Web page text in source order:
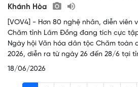
Khánh Hòa
[VOV4] - Hơn 80 nghệ nhân, diễn viên
Chăm tỉnh Lâm Đồng đang tích cực
Ngày hội Văn hóa dân tộc Chăm toàn
2026, diễn ra từ ngày 26 đến 28/6 tại
18/06/2026